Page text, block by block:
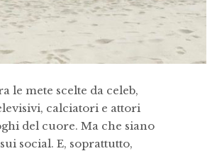
le mete scelte da celeb,
calciatori e attori
del cuore. Ma che siano
social. E, soprattutto,